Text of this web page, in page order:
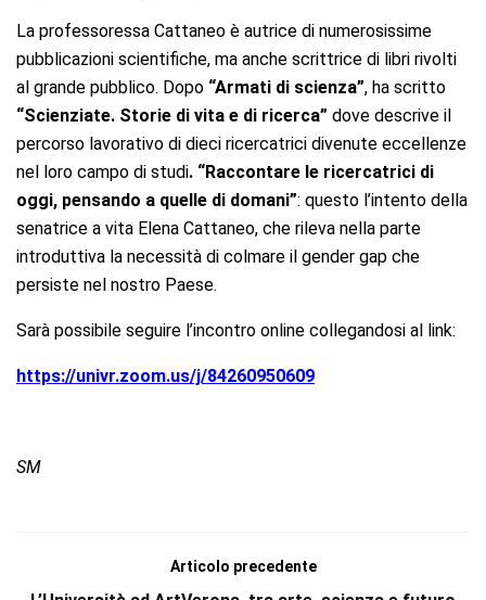
La professoressa Cattaneo è autrice di numerosissime
pubblicazioni scientifiche, ma anche scrittrice di libri rivolti
al grande pubblico. Dopo “Armati di scienza”, ha scritto
“Scienziate. Storie di vita e di ricerca” dove descrive il
percorso lavorativo di dieci ricercatrici divenute eccellenze
nel loro campo di studi. “Raccontare le ricercatrici di
oggi, pensando a quelle di domani”: questo l’intento della
senatrice a vita Elena Cattaneo, che rileva nella parte
introduttiva la necessità di colmare il gender gap che
persiste nel nostro Paese.
Sarà possibile seguire l’incontro online collegandosi al link:
https://univr.zoom.us/j/84260950609
SM
Articolo precedente